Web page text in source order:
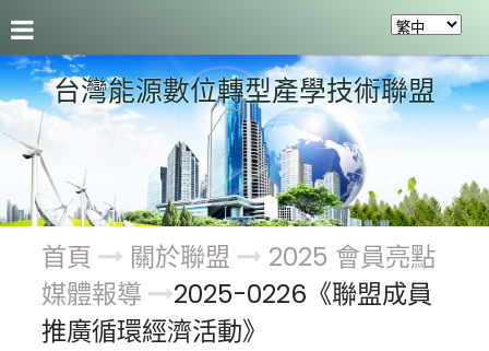
台灣能源數位轉型產學技術聯盟
聯盟介紹 最新活動及成果 會員服務 關於聯盟
首頁 關於聯盟
2025 會員亮點
媒體報導
2025-0226《聯盟成員
推廣循環經濟活動》